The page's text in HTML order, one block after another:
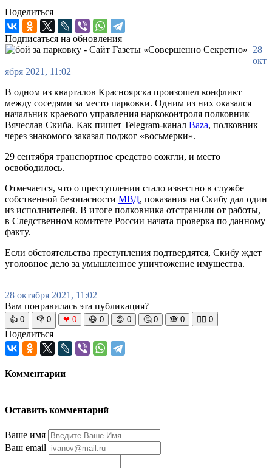
Поделиться
Подписаться на обновления
28
окт
ября 2021, 11:02
В одном из кварталов Красноярска произошел конфликт
между соседями за место парковки. Одним из них оказался
начальник краевого управления наркоконтроля полковник
Вячеслав Скиба. Как пишет Telegram-канал Baza, полковник
через знакомого заказал поджог «восьмерки».
29 сентября транспортное средство сожгли, и место
освободилось.
Отмечается, что о преступлении стало известно в службе
собственной безопасности МВД, показания на Скибу дал один
из исполнителей. В итоге полковника отстранили от работы,
в Следственном комитете России начата проверка по данному
факту.
Если обстоятельства преступления подтвердятся, Скибу ждет
уголовное дело за умышленное уничтожение имущества.
28 октября 2021, 11:02
Вам понравилась эта публикация?
👍 0 👎 0 ❤ 0 😆 0 😡 0 🤔 0 🙈 0 🧘‍♀️ 0
Поделиться
Комментарии
Оставить комментарий
Ваше имя
Ваш email